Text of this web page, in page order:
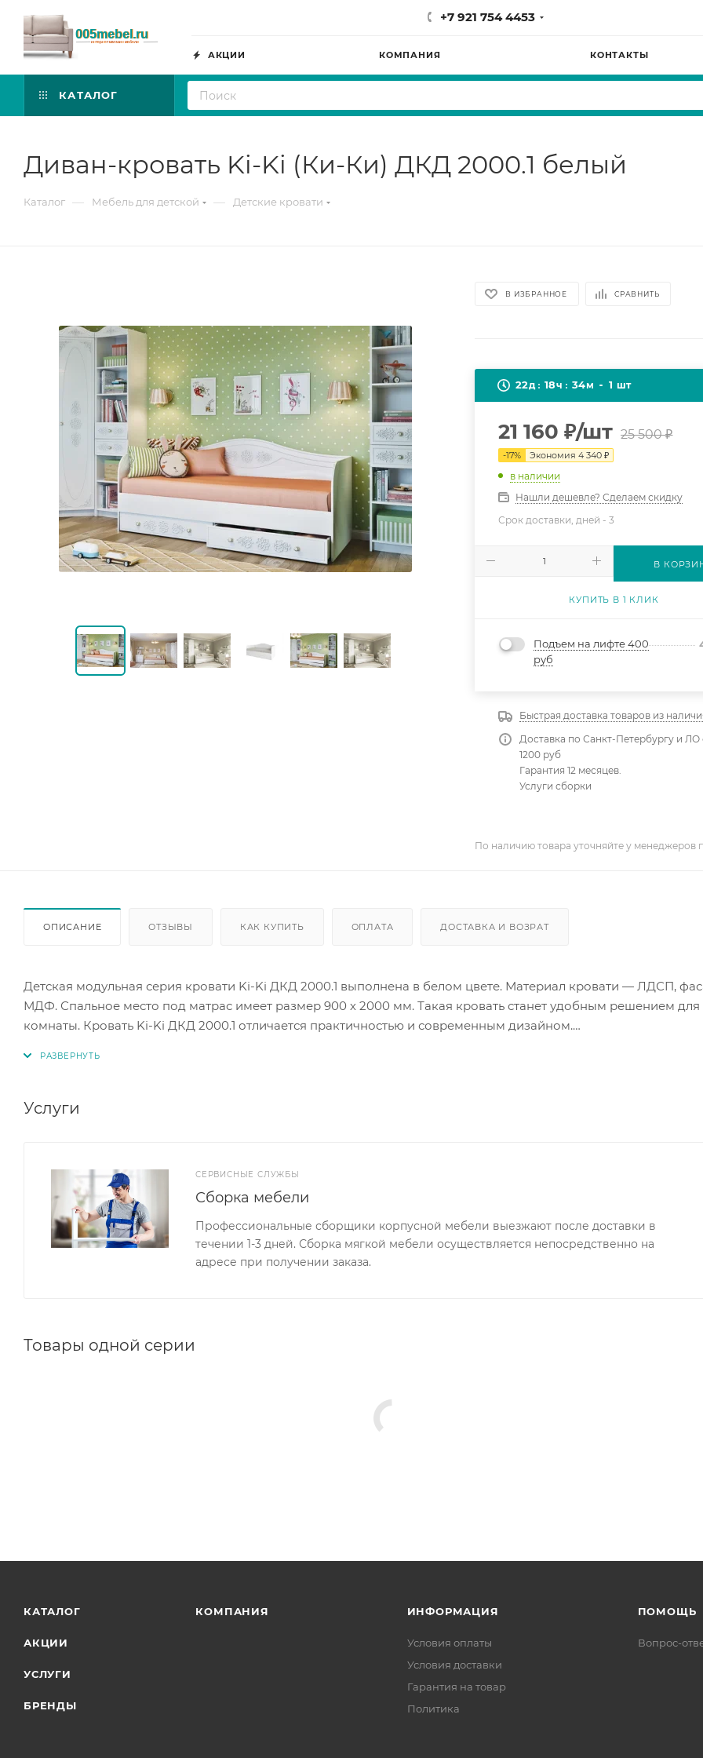
+7 921 754 4453
АКЦИИ КОМПАНИЯ КОНТАКТЫ
КАТАЛОГ
Диван-кровать Ki-Ki (Ки-Ки) ДКД 2000.1 белый
Каталог — Мебель для детской — Детские кровати
В ИЗБРАННОЕ СРАВНИТЬ
22д 18ч 34м 1 шт
21 160 ₽/шт 25 500₽
-17% Экономия4 340 ₽
в наличии
Нашли дешевле? Сделаем скидку
Срок доставки, дней -3
В
КУПИТЬ В 1 КЛИК
Подъем на лифте 400
руб
Быстрая доставка товаров из
Доставка по Санкт-Петербургу и ЛО
1200 руб
Гарантия 12 месяцев.
Услуги сборки
По наличию товара уточняйте у менеджеров
ОПИСАНИЕ ОТЗЫВЫ КАК КУПИТЬ ОПЛАТА ДОСТАВКА И ВОЗРАТ
Детская модульная серия кровати Ki-Ki ДКД 2000.1 выполнена в белом цвете. Материал кровати — ЛДСП,
МДФ. Спальное место под матрас имеет размер 900 х 2000 мм. Такая кровать станет удобным решением для
комнаты. Кровать Ki-Ki ДКД 2000.1 отличается практичностью и современным дизайном.
Услуги
СЕРВИСНЫЕ СЛУЖБЫ
Сборка мебели
Профессиональные сборщики корпусной мебели выезжают после доставки в
течении 1-3 дней. Сборка мягкой мебели осуществляется непосредственно на
адресе при получении заказа.
Товары одной серии
КАТАЛОГ
АКЦИИ
УСЛУГИ
БРЕНДЫ
КОМПАНИЯ ИНФОРМАЦИЯ
Условия оплаты
Условия доставки
Гарантия на товар
Политика
ПОМОЩЬ
Вопрос-